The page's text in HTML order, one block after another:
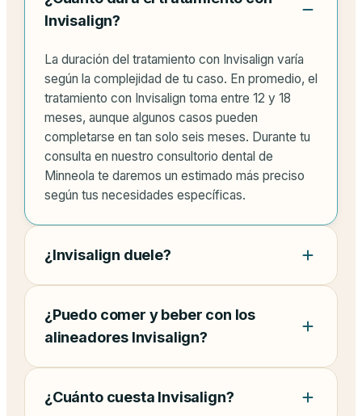
Invisalign?
La duración del tratamiento con Invisalign varía
según la complejidad de tu caso. En promedio, el
tratamiento con Invisalign toma entre 12 y 18
meses, aunque algunos casos pueden
completarse en tan solo seis meses. Durante tu
consulta en nuestro consultorio dental de
Minneola te daremos un estimado más preciso
según tus necesidades específicas.
¿Invisalign duele?
¿Puedo comer y beber con los
alineadores Invisalign?
¿Cuánto cuesta Invisalign?